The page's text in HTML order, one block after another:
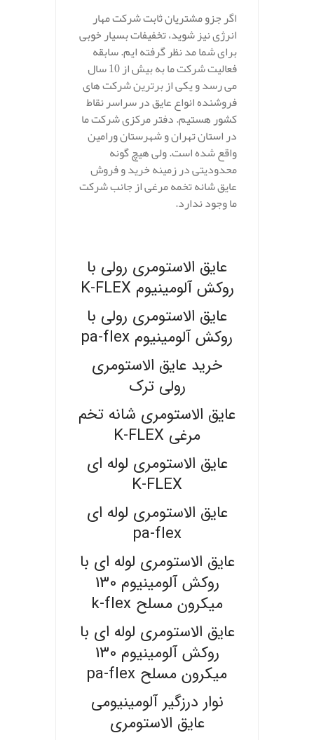
اگر جزو مشتریان ثابت شرکت مهار
انرژی نیز شوید، تخفیفات بسیار خوبی
برای شما مد نظر گرفته ایم. سابقه
فعالیت شرکت ما به بیش از 10 سال
می رسد و یکی از برترین شرکت های
فروشنده انواع عایق در سراسر نقاط
کشور هستیم. دفتر مرکزی شرکت ما
در استان تهران و شهرستان ورامین
واقع شده است. ولی هیچ گونه
محدودیتی در زمینه خرید و فروش
عایق شانه تخمه مرغی از جانب شرکت
ما وجود ندارد.
عایق الاستومری رولی با
روکش آلومینیوم K-FLEX
عایق الاستومری رولی با
روکش آلومینیوم pa-flex
خرید عایق الاستومری
رولی ترک
عایق الاستومری شانه تخم
مرغی K-FLEX
عایق الاستومری لوله ای
K-FLEX
عایق الاستومری لوله ای
pa-flex
عایق الاستومری لوله ای با
روکش آلومینیوم 130
میکرون مسلح k-flex
عایق الاستومری لوله ای با
روکش آلومینیوم 130
میکرون مسلح pa-flex
نوار درزگیر آلومینیومی
عایق الاستومری